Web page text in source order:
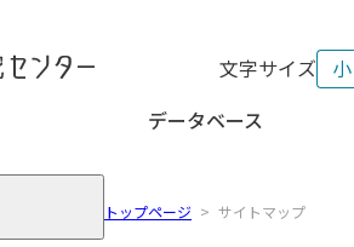
文字サイズ 小
データベース
トップページ > サイトマップ